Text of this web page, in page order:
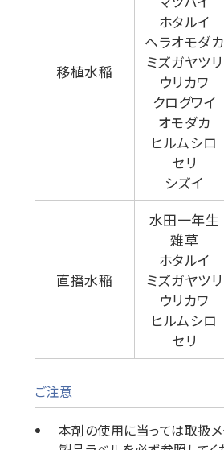
移植水稲
ホタルイ
ヘラオモダカ
ミズガヤツリ
ウリカワ
クログワイ
オモダカ
ヒルムシロ
セリ
シズイ
直播水稲
水田一年生
雑草
ホタルイ
ミズガヤツリ
ウリカワ
ヒルムシロ
セリ
ご注意
本剤の使用に当っては取扱